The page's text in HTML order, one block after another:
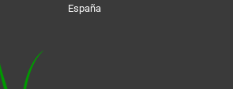
España